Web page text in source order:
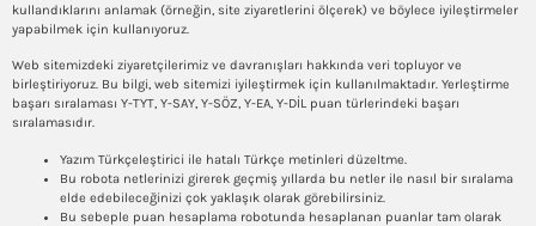
kullandıklarını anlamak (örneğin, site ziyaretlerini ölçerek) ve böylece iyileştirmeler
yapabilmek için kullanıyoruz.
Web sitemizdeki ziyaretçilerimiz ve davranışları hakkında veri topluyor ve
birleştiriyoruz. Bu bilgi, web sitemizi iyileştirmek için kullanılmaktadır. Yerleştirme
başarı sıralaması Y-TYT, Y-SAY, Y-SÖZ, Y-EA, Y-DİL puan türlerindeki başarı
sıralamasıdır.
Yazım Türkçeleştirici ile hatalı Türkçe metinleri düzeltme.
Bu robota netlerinizi girerek geçmiş yıllarda bu netler ile nasıl bir sıralama
elde edebileceğinizi çok yaklaşık olarak görebilirsiniz.
Bu sebeple puan hesaplama robotunda hesaplanan puanlar tam olarak